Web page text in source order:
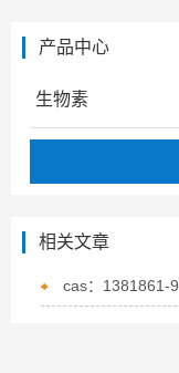
产品中心
生物素
相关文章